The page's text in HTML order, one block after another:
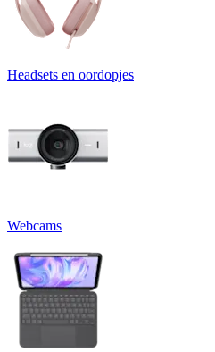
Headsets en oordopjes
Webcams